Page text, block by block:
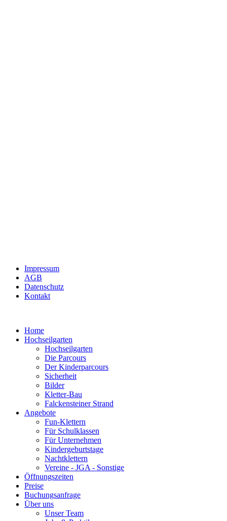
Impressum
AGB
Datenschutz
Kontakt
Home
Hochseilgarten
Hochseilgarten
Die Parcours
Der Kinderparcours
Sicherheit
Bilder
Kletter-Bau
Falckensteiner Strand
Angebote
Fun-Klettern
Für Schulklassen
Für Unternehmen
Kindergeburtstage
Nachtklettern
Vereine - JGA - Sonstige
Öffnungszeiten
Preise
Buchungsanfrage
Über uns
Unser Team